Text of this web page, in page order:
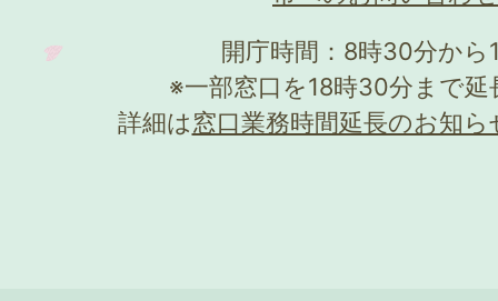
開庁時間：8時30分か
※一部窓口を18時30分まで
詳細は窓口業務時間延長のお知ら